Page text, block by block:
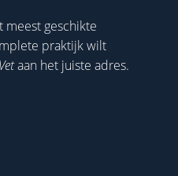
meest geschikte
praktijk wilt
Vetaan het juiste adres.